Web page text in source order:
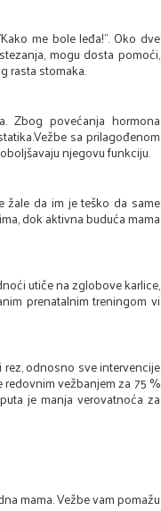
me bole leđa!". Oko dve
mogu dosta pomoći,
rasta stomaka.
Zbog povećanja hormona
sa prilagođenom
njegovu funkciju.
žale da im je teško da same
dok aktivna buduća mama
utiče na zglobove karlice,
prenatalnim treningom vi
odnosno sve intervencije
vežbanjem za 75 %
je manja verovatnoća za
mama. Vežbe vam pomažu